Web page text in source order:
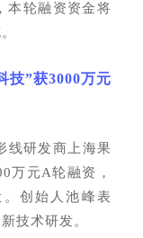
本轮融资资金将
技”获3000万元
线研发商上海果
万元A轮融资，
创始人池峰表
技术研发。